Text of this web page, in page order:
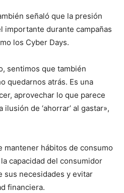
señaló que la presión
importante durante campañas
los Cyber Days.
sentimos que también
quedarnos atrás. Es una
aprovechar lo que parece
de ‘ahorrar’ al gastar»,
mantener hábitos de consumo
capacidad del consumidor
sus necesidades y evitar
financiera.